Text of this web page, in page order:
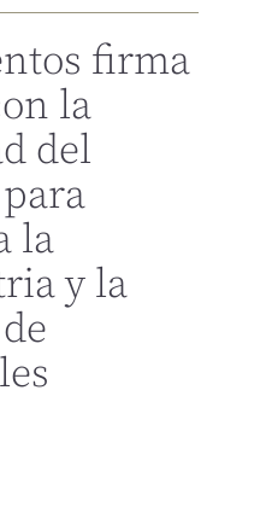
firma
la
del
la
y la